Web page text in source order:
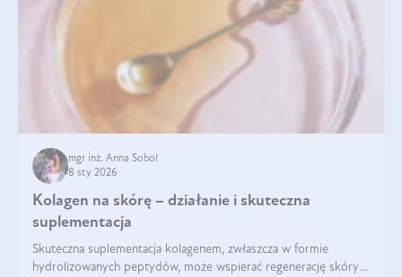
mgr inż. Anna Sobol
8 sty 2026
Kolagen na skórę – działanie i skuteczna
suplementacja
Skuteczna suplementacja kolagenem, zwłaszcza w formie
hydrolizowanych peptydów, może wspierać regenerację skóry i